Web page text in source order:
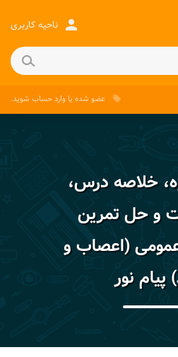
person ناحیه کاربری
local_offer عضو شده یاوارد حساب شوید.
خلاصه درس،
و حل تمرین
(اعصاب و
پیام نور